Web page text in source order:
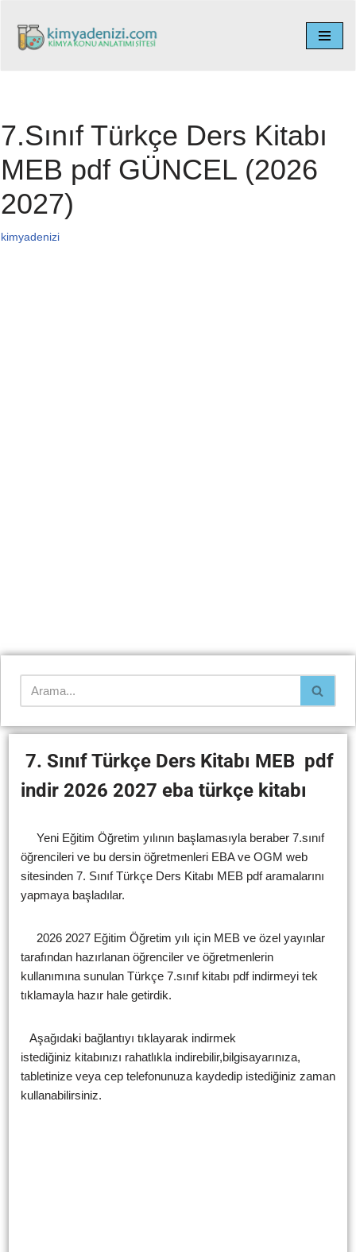
İçeriğe
7.Sınıf Türkçe Ders Kitabı
MEB pdf GÜNCEL (2026
2027)
kimyadenizi
7. SınıfTürkçe Ders Kitabı MEB pdf
indir 2026 2027 eba türkçe kitabı
Yeni Eğitim Öğretim yılının başlamasıyla beraber 7.sınıf
öğrencileri ve bu dersin öğretmenleri EBA ve OGM web
sitesinden 7. Sınıf Türkçe Ders Kitabı MEB pdf aramalarını
yapmaya başladılar.
2026 2027 Eğitim Öğretim yılı için MEB ve özel yayınlar
tarafından hazırlanan öğrenciler ve öğretmenlerin
kullanımına sunulan Türkçe 7.sınıf kitabı pdf indirmeyi tek
tıklamayla hazır hale getirdik.
Aşağıdaki bağlantıyı tıklayarak indirmek
istediğiniz kitabınızı rahatlıkla indirebilir,bilgisayarınıza,
tabletinize veya cep telefonunuza kaydedip istediğiniz zaman
kullanabilirsiniz.